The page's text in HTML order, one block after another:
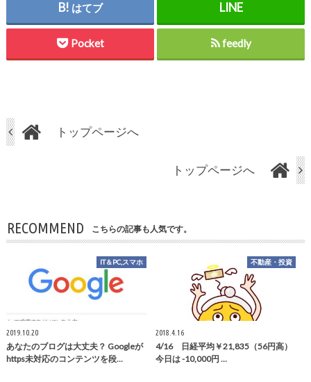
はてブ
Pocket feedly
トップページへ
トップページへ
RECOMMEND こちらの記事も人気です。
IT＆PC,スマホ
2019.10.20
あなたのブログは大丈夫？ Googleが
https未対応のコンテンツを段…
不動産・投資
2018.4.16
4/16 日経平均￥21,835（56円高）
今日は -10,000円 …